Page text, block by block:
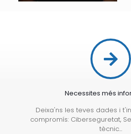
Necessites més
Deixa'ns les teves dades i
compromís: Ciberseguretat,
tècnic...